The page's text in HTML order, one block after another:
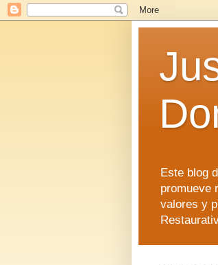
Este blog
promueve
valores y